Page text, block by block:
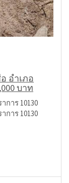
อำเภอ
บาท
าร 10130
าร 10130